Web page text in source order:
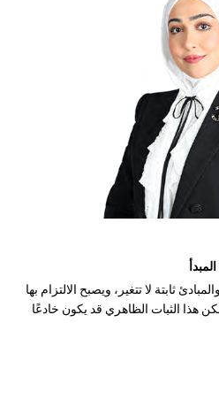
ثابتة لا تتغير، ويصبح الالتزام بها
هذا الثبات الظاهري قد يكون خادعًا